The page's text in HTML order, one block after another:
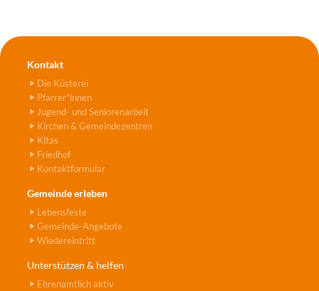
Kontakt
Die Küsterei
Pfarrer*innen
Jugend- und Seniorenarbeit
Kirchen & Gemeindezentren
Kitas
Friedhof
Kontaktformular
Gemeinde erleben
Lebensfeste
Gemeinde-Angebote
Wiedereintritt
Unterstützen & helfen
Ehrenamtlich aktiv